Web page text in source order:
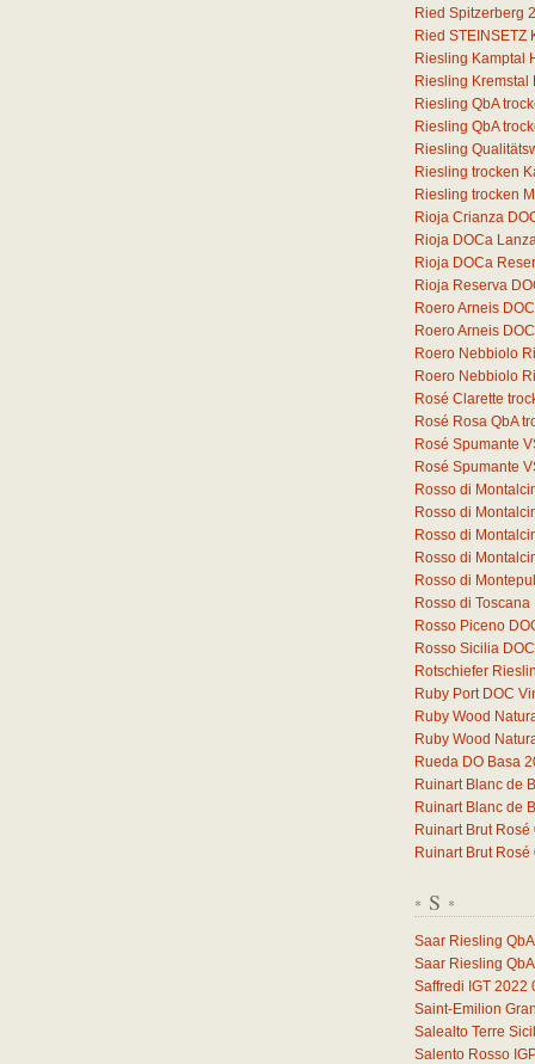
Ried Spitzerberg
Ried STEINSETZ
Riesling Kamptal
Riesling
Riesling QbA
Riesling QbA
Riesling
Riesling trocken
Riesling trocken
Rioja Crianza
Rioja DOCa
Rioja DOCa
Rioja Reserva
Roero Arneis
Roero Arneis
Roero Nebbiolo
Roero Nebbiolo
Rosé Clarette
Rosé Rosa QbA
Rosé Spumante
Rosé Spumante
Rosso di
Rosso di
Rosso di
Rosso di
Rosso di
Rosso di Toscana
Rosso Piceno
Rosso Sicilia
Rotschiefer
Ruby Port DOC
Ruby Wood
Ruby Wood
Rueda DO Basa
Ruinart Blanc de
Ruinart Blanc de
Ruinart Brut Rosé
Ruinart Brut Rosé
* S *
Saar Riesling
Saar Riesling
Saffredi IGT 2022
Saint-Emilion
Salealto Terre
Salento Rosso